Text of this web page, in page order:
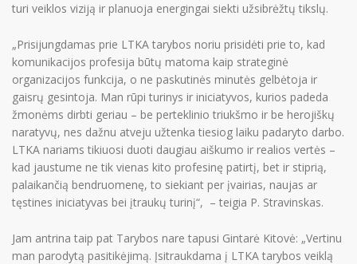
turi veiklos viziją ir planuoja energingai siekti užsibrėžtų tikslų.
„Prisijungdamas prie LTKA tarybos noriu prisidėti prie to, kad
komunikacijos profesija būtų matoma kaip strateginė
organizacijos funkcija, o ne paskutinės minutės gelbėtoja ir
gaisrų gesintoja. Man rūpi turinys ir iniciatyvos, kurios padeda
žmonėms dirbti geriau – be perteklinio triukšmo ir be herojiškų
naratyvų, nes dažnu atveju užtenka tiesiog laiku padaryto darbo.
LTKA nariams tikiuosi duoti daugiau aiškumo ir realios vertės –
kad jaustume ne tik vienas kito profesinę patirtį, bet ir stiprią,
palaikančią bendruomenę, to siekiant per įvairias, naujas ar
tęstines iniciatyvas bei įtraukų turinį“, – teigia P. Stravinskas.
Jam antrina taip pat Tarybos nare tapusi Gintarė Kitovė: „Vertinu
man parodytą pasitikėjimą. Įsitraukdama į LTKA tarybos veiklą